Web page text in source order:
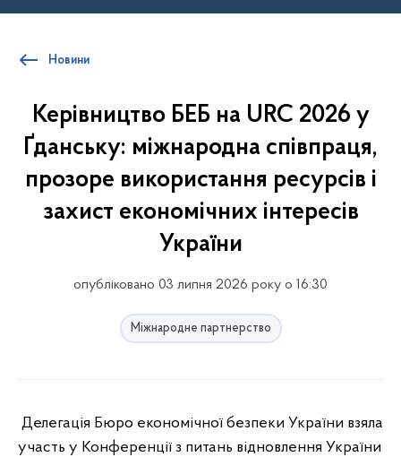
Новини
Керівництво БЕБ на URC 2026 у
Ґданську: міжнародна співпраця,
прозоре використання ресурсів і
захист економічних інтересів
України
опубліковано 03 липня 2026 року о 16:30
Міжнародне партнерство
Делегація Бюро економічної безпеки України взяла
участь у Конференції з питань відновлення України